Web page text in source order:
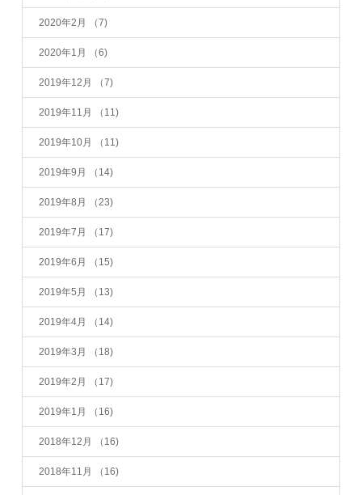
2020年2月 （7)
2020年1月 （6)
2019年12月 （7)
2019年11月 （11)
2019年10月 （11)
2019年9月 （14)
2019年8月 （23)
2019年7月 （17)
2019年6月 （15)
2019年5月 （13)
2019年4月 （14)
2019年3月 （18)
2019年2月 （17)
2019年1月 （16)
2018年12月 （16)
2018年11月 （16)